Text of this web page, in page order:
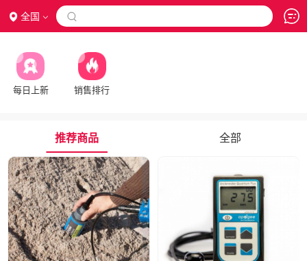
全国 
每日上新 销售排行
推荐商品 全部